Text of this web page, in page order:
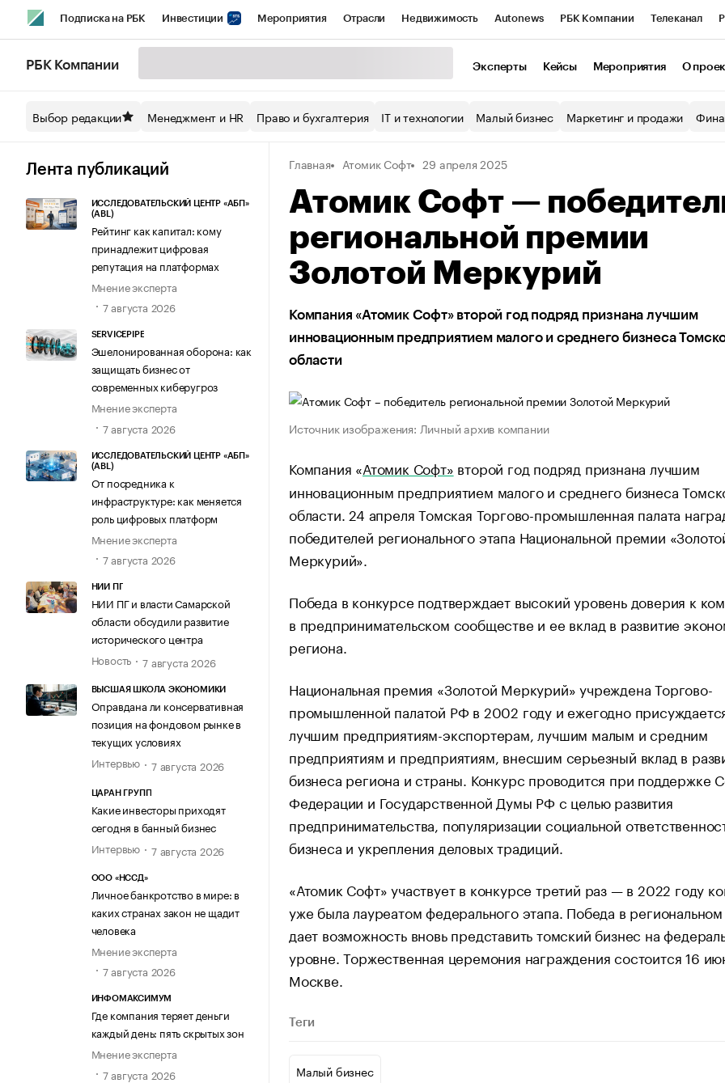
Подписка на РБК Инвестиции Мероприятия Отрасли Недвижимость Autonews РБК Компании Телеканал
Спецпроекты СПб Конференции СПб Спецпроекты Экономика Бизнес
Технологии и медиа Рынок наличной валюты
РБК Компании Эксперты Кейсы Мероприятия О
Выбор редакции Менеджмент и HR Право и бухгалтерия IT и технологии Малый бизнес Маркетинг и продажи
Лента публикаций
ИССЛЕДОВАТЕЛЬСКИЙ ЦЕНТР «АБП»
(ABL)
Рейтинг как капитал: кому
принадлежит цифровая
репутация на платформах
Мнение эксперта
7 августа 2026
SERVICEPIPE
Эшелонированная оборона: как
защищать бизнес от
современных киберугроз
Мнение эксперта
7 августа 2026
ИССЛЕДОВАТЕЛЬСКИЙ ЦЕНТР «АБП»
(ABL)
От посредника к
инфраструктуре: как меняется
роль цифровых платформ
Мнение эксперта
7 августа 2026
НИИ ПГ
НИИ ПГ и власти Самарской
области обсудили развитие
исторического центра
Новость
7 августа 2026
ВЫСШАЯ ШКОЛА ЭКОНОМИКИ
Оправдана ли консервативная
позиция на фондовом рынке в
текущих условиях
Интервью
7 августа 2026
ЦАРАН ГРУПП
Какие инвесторы приходят
сегодня в банный бизнес
Интервью
7 августа 2026
ООО «НССД»
Личное банкротство в мире: в
каких странах закон не щадит
человека
Мнение эксперта
7 августа 2026
ИНФОМАКСИМУМ
Где компания теряет деньги
каждый день: пять скрытых зон
Мнение эксперта
7 августа 2026
Главная Атомик Софт 29 апреля 2025
Атомик Софт —
региональной премии
Золотой Меркурий
Компания «Атомик Софт» второй год подряд признана лучшим
инновационным предприятием малого и среднего бизнеса
области
Источник изображения: Личный архив компании
Компания «Атомик Софт» второй год подряд признана лучшим
инновационным предприятием малого и среднего бизнеса
области. 24 апреля Томская Торгово-промышленная палата
победителей регионального этапа Национальной премии
Меркурий».
Победа в конкурсе подтверждает высокий уровень доверия к
в предпринимательском сообществе и ее вклад в развитие
региона.
Национальная премия «Золотой Меркурий» учреждена Торгово-
промышленной палатой РФ в 2002 году и ежегодно
лучшим предприятиям-экспортерам, лучшим малым и средним
предприятиям и предприятиям, внесшим серьезный вклад в
бизнеса региона и страны. Конкурс проводится при поддержке
Федерации и Государственной Думы РФ с целью развития
предпринимательства, популяризации социальной
бизнеса и укрепления деловых традиций.
«Атомик Софт» участвует в конкурсе третий раз — в 2022 году
уже была лауреатом федерального этапа. Победа в
дает возможность вновь представить томский бизнес на
уровне. Торжественная церемония награждения состоится 16
Москве.
Теги
Малый бизнес